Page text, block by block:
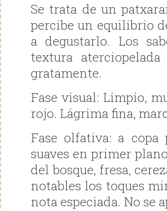
Se trata de un
percibe un equilibrio
a degustarlo. Los
textura
gratamente.
Fase visual: Limpio,
rojo. Lágrima fina,
Fase olfativa: a copa
suaves en primer
del bosque, fresa,
notables los toques
nota especiada. No se